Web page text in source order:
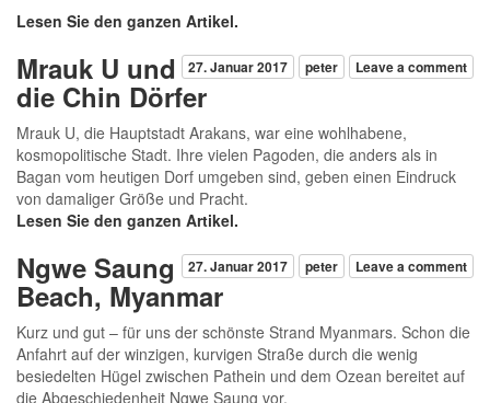
Lesen Sie den ganzen Artikel.
27. Januar 2017 peter Leave a comment
Mrauk U und
die Chin Dörfer
Mrauk U, die Hauptstadt Arakans, war eine wohlhabene,
kosmopolitische Stadt. Ihre vielen Pagoden, die anders als in
Bagan vom heutigen Dorf umgeben sind, geben einen Eindruck
von damaliger Größe und Pracht.
Lesen Sie den ganzen Artikel.
27. Januar 2017 peter Leave a comment
Ngwe Saung
Beach, Myanmar
Kurz und gut – für uns der schönste Strand Myanmars. Schon die
Anfahrt auf der winzigen, kurvigen Straße durch die wenig
besiedelten Hügel zwischen Pathein und dem Ozean bereitet auf
die Abgeschiedenheit Ngwe Saung vor.